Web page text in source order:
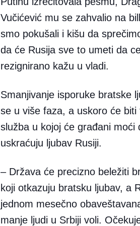
Vučićević mu se zahvalio na
smo pokušali i kišu da
da će Rusija sve to umeti da
rezignirano kažu u vladi.
Smanjivanje isporuke bratske
se u više faza, a uskoro će biti
služba u kojoj će građani moći
uskraćuju ljubav Rusiji.
– Država će precizno beležiti
koji otkazuju bratsku ljubav, a
jednom mesečno
manje ljudi u Srbiji voli.